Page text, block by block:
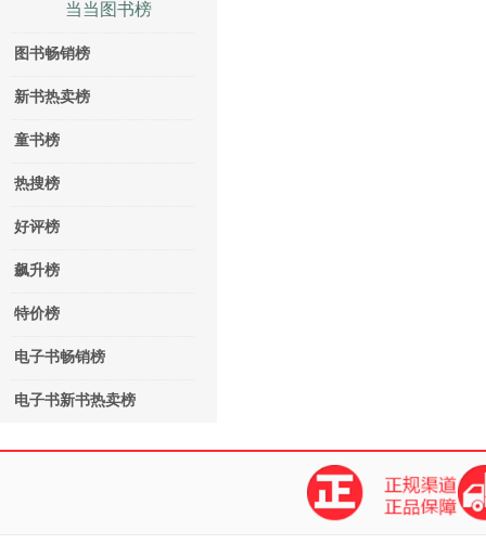
当当图书榜
图书畅销榜
新书热卖榜
童书榜
热搜榜
好评榜
飙升榜
特价榜
电子书畅销榜
电子书新书热卖榜